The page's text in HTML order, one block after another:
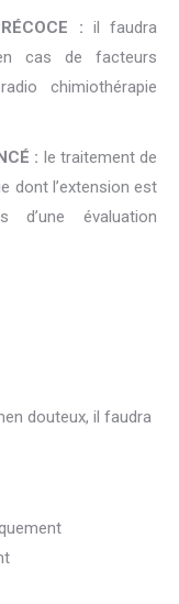
: il faudra
cas de facteurs
chimiothérapie
: le traitement de
dont l’extension est
évaluation
douteux, il faudra